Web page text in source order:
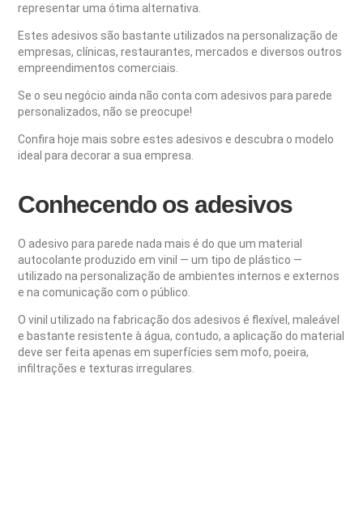
representar uma ótima alternativa.
Estes adesivos são bastante utilizados na personalização de
empresas, clínicas, restaurantes, mercados e diversos outros
empreendimentos comerciais.
Se o seu negócio ainda não conta com adesivos para parede
personalizados, não se preocupe!
Confira hoje mais sobre estes adesivos e descubra o modelo
ideal para decorar a sua empresa.
Conhecendo os adesivos
O adesivo para parede nada mais é do que um material
autocolante produzido em vinil — um tipo de plástico —
utilizado na personalização de ambientes internos e externos
e na comunicação com o público.
O vinil utilizado na fabricação dos adesivos é flexível, maleável
e bastante resistente à água, contudo, a aplicação do material
deve ser feita apenas em superfícies sem mofo, poeira,
infiltrações e texturas irregulares.